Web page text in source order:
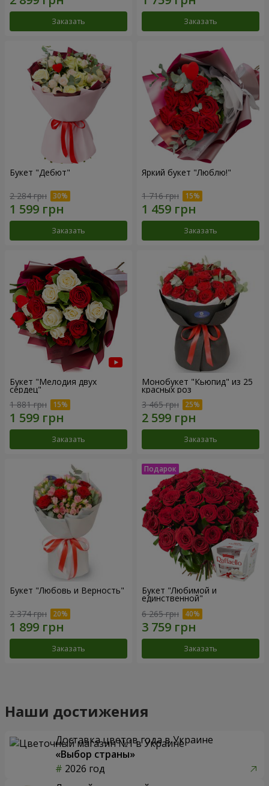
Заказать Заказать
Букет "Дебют"
2 284 грн
Заказать
Яркий букет "Люблю!"
1 716 грн
Заказать
Букет "Мелодия двух
сердец"
1 881 грн
Заказать
Монобукет "Кьюпид" из 25
красных роз
3 465 грн
Заказать
Букет "Любовь и Верность"
2 374 грн
Заказать
Букет "Любимой и
единственной"
6 265 грн
Заказать
Наши достижения
Доставка цветов года в Украине
«Выбор страны»
2026 год